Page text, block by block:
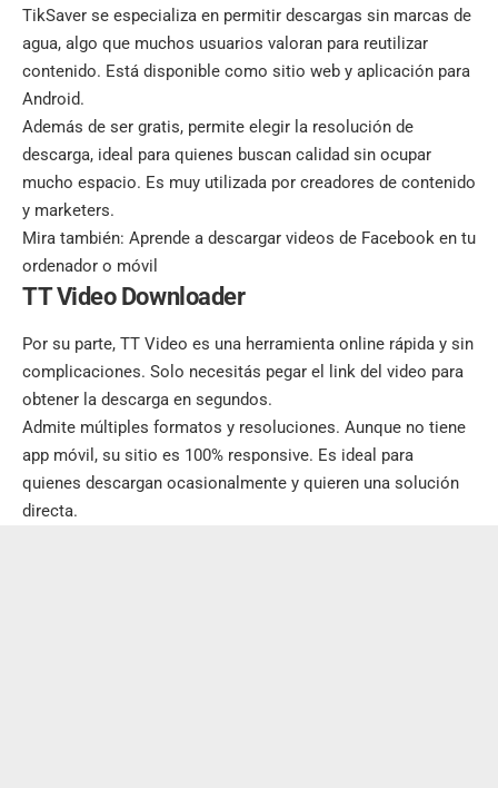
TikSaver se especializa en permitir descargas sin marcas de
agua, algo que muchos usuarios valoran para reutilizar
contenido. Está disponible como sitio web y aplicación para
Android.
Además de ser gratis, permite elegir la resolución de
descarga, ideal para quienes buscan calidad sin ocupar
mucho espacio. Es muy utilizada por creadores de contenido
y marketers.
Mira también: Aprende a descargar videos de Facebook en tu
ordenador o móvil
TT Video Downloader
Por su parte, TT Video es una herramienta online rápida y sin
complicaciones. Solo necesitás pegar el link del video para
obtener la descarga en segundos.
Admite múltiples formatos y resoluciones. Aunque no tiene
app móvil, su sitio es 100% responsive. Es ideal para
quienes descargan ocasionalmente y quieren una solución
directa.